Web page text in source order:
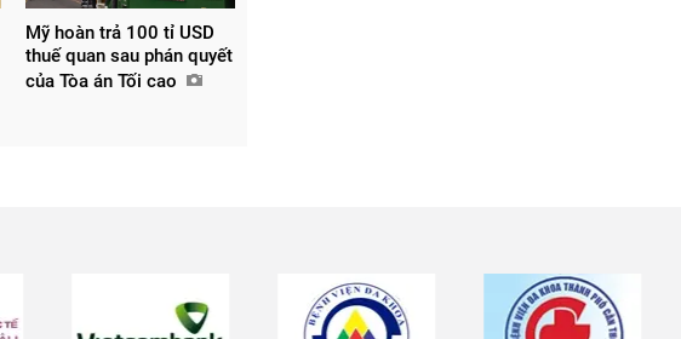
Mỹ hoàn trả 100 tỉ USD
thuế quan sau phán quyết
của Tòa án Tối cao